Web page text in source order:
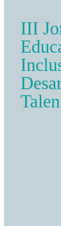
III